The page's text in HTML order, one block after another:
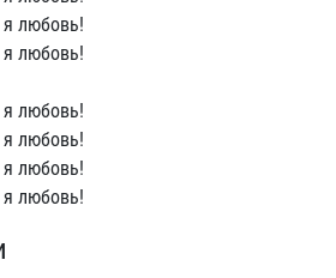
любовь!
любовь!
любовь!
любовь!
любовь!
любовь!